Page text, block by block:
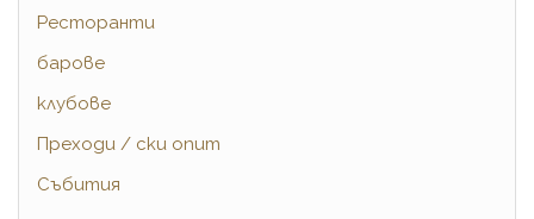
Pесторанти
барове
клубове
Преходи / ски опит
Събития